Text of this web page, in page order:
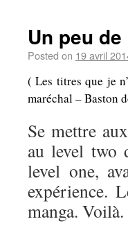
Un peu
Posted on 19 avril
( Les titres que je
maréchal – Baston
Se mettre
au level two
level one,
expérience.
manga. Voilà.